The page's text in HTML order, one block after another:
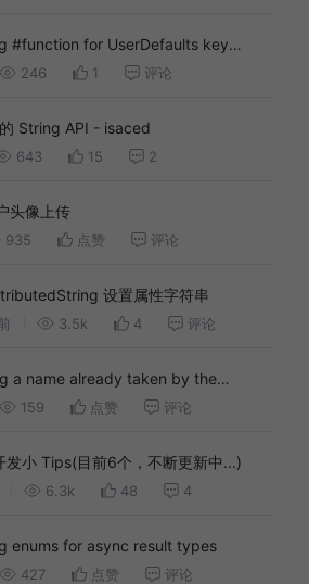
#function for UserDefaults key
246 1 评论
String API - isaced
643 15 2
头像上传
935 点赞 评论
设置属性字符串
3.5k 4 评论
a name already taken by the
159 点赞 评论
发小 Tips(目前6个，不断更新中...)
6.3k 48 4
enums for async result types
427 点赞 评论